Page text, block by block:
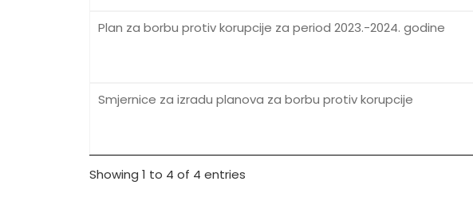
Plan za borbu protiv korupcije za period 2023.-2024. godine
Smjernice za izradu planova za borbu protiv korupcije
Showing 1 to 4 of 4 entries